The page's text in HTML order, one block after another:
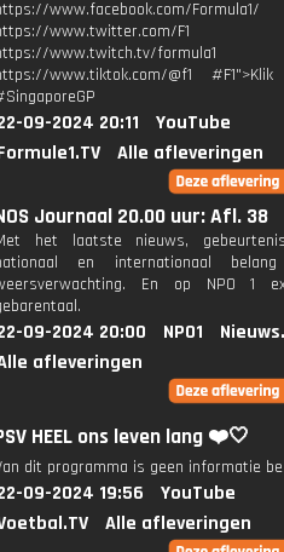
www.facebook.com/Formula1/
www.twitter.com/F1
www.twitch.tv/formula1
www.tiktok.com/@f1
09-2024 20:11
YouTube
Alle afleveringen
Journaal 20.00 uur: Afl. 38
het laatste nieuws,
en internationaal
En op NPO 1
09-2024 20:00 NPO1
afleveringen
HEEL ons leven lang ❤️🤍
dit programma is geen informatie
09-2024 19:56
YouTube
Alle afleveringen